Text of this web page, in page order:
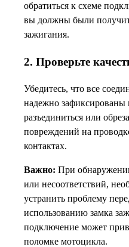
обратиться к схеме
вы должны были
зажигания.
2. Проверьте
Убедитесь, что все
надежно зафиксированы
разъединиться или
повреждений на
контактах.
Важно: При
или несоответствий,
устранить проблему
использованию замка
подключение может
поломке мотоцикла.